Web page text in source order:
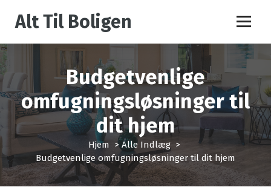
e
e
i
n
d
h
o
Alt Til Boligen
Budgetvenlige
omfugningsløsninger til
dit hjem
Hjem > Alle Indlæg >
Budgetvenlige omfugningsløsninger til dit hjem